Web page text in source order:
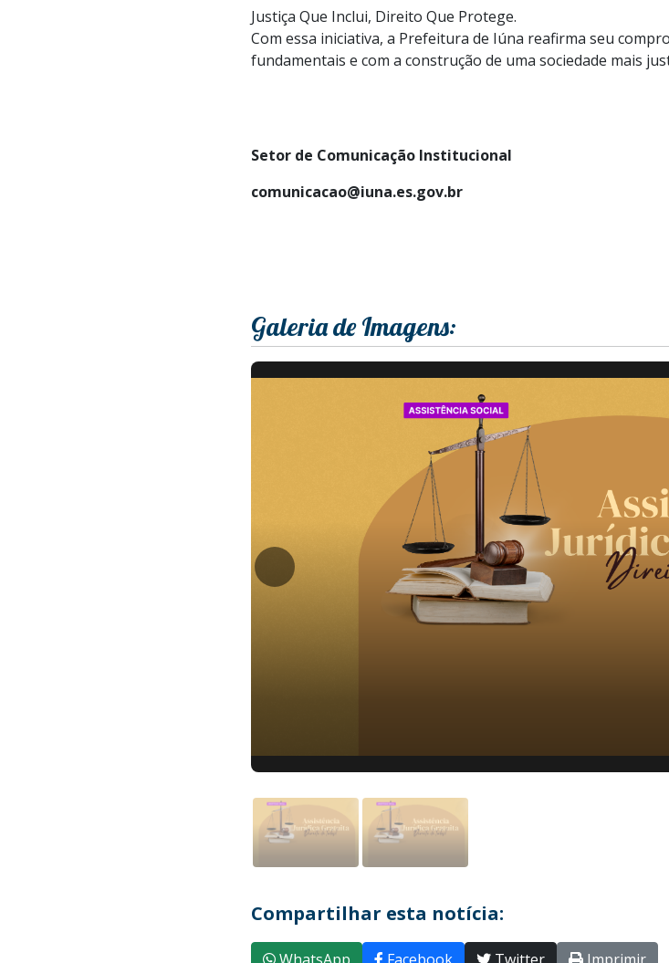
Justiça Que Inclui, Direito Que Protege.
Com essa iniciativa, a Prefeitura de Iúna reafirma seu
fundamentais e com a construção de uma sociedade mais
Setor de Comunicação Institucional
comunicacao@iuna.es.gov.br
Galeria de Imagens:
Compartilhar esta notícia: